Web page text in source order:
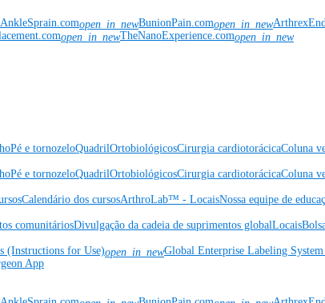
AnkleSprain.comopen_in_newBunionPain.comopen_in_new
open_in_newTheNanoExperience.comopen_in_new
Pé e tornozeloQuadrilOrtobiológicosCirurgia cardiotorácicaColuna
Pé e tornozeloQuadrilOrtobiológicosCirurgia cardiotorácicaColuna
Calendário dos cursosArthroLab™ - LocaisNossa equipe de
comunitáriosDivulgação da cadeia de suprimentos globalLocais
(Instructions for Use)open_in_newGlobal Enterprise Labeling
App